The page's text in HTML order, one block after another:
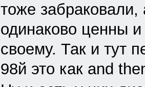
тоже забраковали,
одинаково ценны
своему. Так и тут
98й это как and